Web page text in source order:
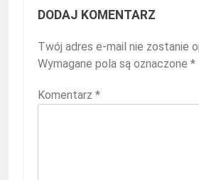
DODAJ KOMENTARZ
Twój adres e-mail nie zostanie
Wymagane pola są oznaczone *
Komentarz *